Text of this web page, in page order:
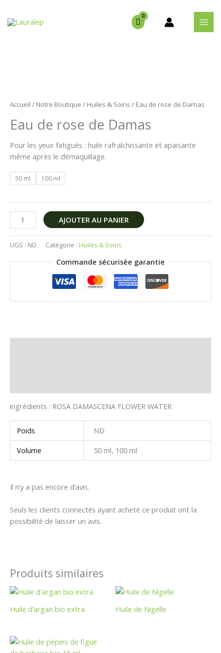
contenu
Accueil / Notre Boutique / Huiles & Soins / Eau de rose de Damas
Eau de rose de Damas
Pour les yeux fatigués : huile rafraîchissante et apaisante
même après le démaquillage.
50 ml 100 ml
Eau
rose
Damas
AJOUTER AU PANIER
UGS : ND Catégorie : Huiles & Soins
Commande sécurisée garantie
ingrédients : ROSA DAMASCENA FLOWER WATER
Poids
ND
Volume
50 ml, 100 ml
Il n’y a pas encore d’avis.
Seuls les clients connectés ayant acheté ce produit ont la
possibilité de laisser un avis.
Produits similaires
Huile d’argan bio extra Huile de Nigelle